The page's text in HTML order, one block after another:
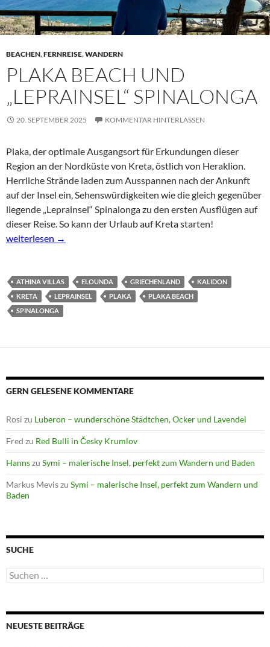
BEACHEN,FERNREISE,WANDERN
PLAKA BEACH UND
„LEPRAINSEL“ SPINALONGA
20. SEPTEMBER 2025 KOMMENTAR HINTERLASSEN
Plaka, der optimale Ausgangsort für Erkundungen dieser
Region an der Nordküste von Kreta, östlich von Heraklion.
Herrliche Strände laden zum Ausspannen nach der Ankunft
auf der Insel ein, Sehenswürdigkeiten wie die gleich gegenüber
liegende „Leprainsel“ Spinalonga zu den ersten Ausflügen auf
dieser Reise. So kann der Urlaub auf Kreta starten!
Plaka Beach und „Leprainsel“ Spinalonga
weiterlesen →
ATHINA VILLAS ELOUNDA GRIECHENLAND
KALIDON
KRETA
LEPRAINSEL PLAKA
PLAKA BEACH
SPINALONGA
GERN GELESENE KOMMENTARE
Rosi zu Luberon – wunderschöne Städtchen, Ocker und Lavendel
Fred zu Red Bulli in Česky Krumlov
Hannszu Symi – malerische Insel, perfekt zum Wandern und Baden
Markus Meviszu Symi – malerische Insel, perfekt zum Wandern und
Baden
SUCHE
Suchen
nach:
NEUESTE BEITRÄGE